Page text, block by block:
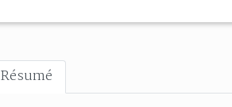
Résumé